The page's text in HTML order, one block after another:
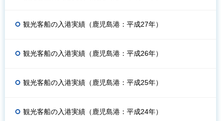
観光客船の入港実績（鹿児島港：平成27年）
観光客船の入港実績（鹿児島港：平成26年）
観光客船の入港実績（鹿児島港：平成25年）
観光客船の入港実績（鹿児島港：平成24年）